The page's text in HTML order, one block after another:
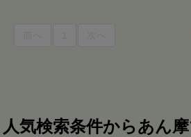
人気検索条件からあん